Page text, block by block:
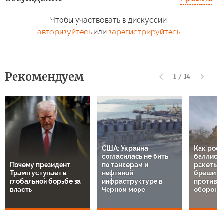
Чтобы участвовать в дискуссии
авторизуйтесьили зарегистрируйтесь
Рекомендуем 1 / 14
Почему президент
Трамп уступает в
глобальной борьбе за
власть
США: Украина
согласилась не бить
по танкерам и
нефтяной
инфраструктуре в
Черном море
Как
бреши